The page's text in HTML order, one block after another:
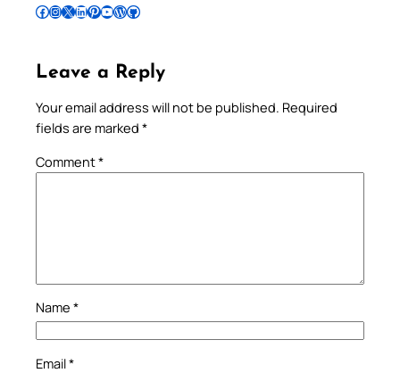
Follow Pradeep on Facebook Follow Pradeep on InstagramFollow Pradeep on X Follow Pradeep on LinkedIn Follow Pradeep on Pinterest Subscribe to Pradeep’s Youtube Channel Follow Pradeep on WordPress Follow Pradeep on GitHub
Leave a Reply
Your email address will not be published. Required
fields are marked *
Comment*
Name *
Email*